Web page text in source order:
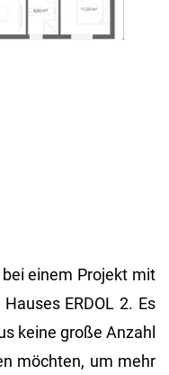
bei einem Projekt mit
ERDOL 2. Es
keine große Anzahl
möchten, um mehr